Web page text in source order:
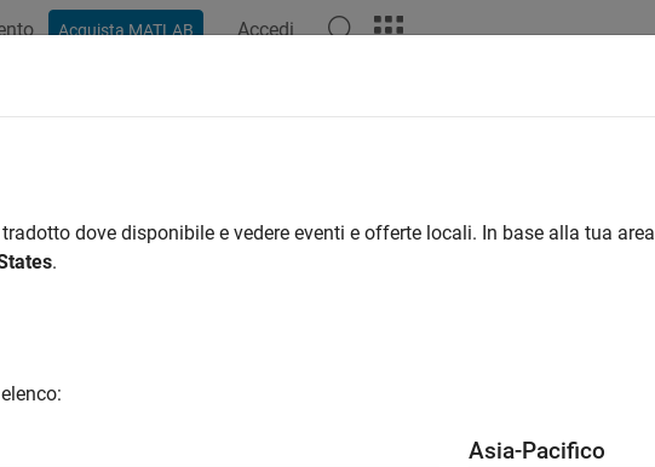
Acquista MATLAB Accedi
dove disponibile e vedere eventi e offerte locali. In base alla tua area
.
Asia-Pacifico